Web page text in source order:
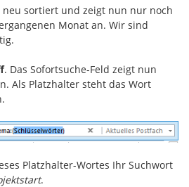
neu sortiert und zeigt nun nur noch
Monat an. Wir sind
. Das Sofortsuche-Feld zeigt nun
Als Platzhalter steht das Wort
Platzhalter-Wortes Ihr Suchwort
.